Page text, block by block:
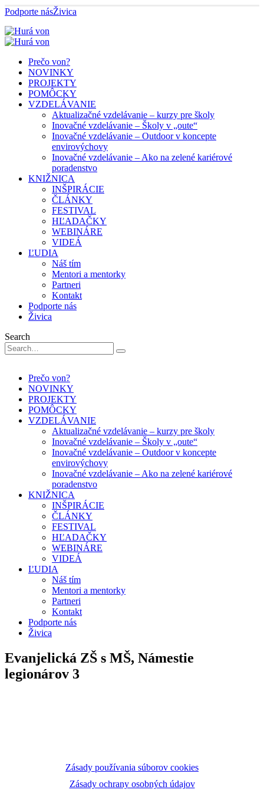
Podporte násŽivica
Prečo von?
NOVINKY
PROJEKTY
POMÔCKY
VZDELÁVANIE
Aktualizačné vzdelávanie – kurzy pre školy
Inovačné vzdelávanie – Školy v „oute“
Inovačné vzdelávanie – Outdoor v koncepte
envirovýchovy
Inovačné vzdelávanie – Ako na zelené kariérové
poradenstvo
KNIŽNICA
INŠPIRÁCIE
ČLÁNKY
FESTIVAL
HĽADAČKY
WEBINÁRE
VIDEÁ
ĽUDIA
Náš tím
Mentori a mentorky
Partneri
Kontakt
Podporte nás
Živica
Search
Prečo von?
NOVINKY
PROJEKTY
POMÔCKY
VZDELÁVANIE
Aktualizačné vzdelávanie – kurzy pre školy
Inovačné vzdelávanie – Školy v „oute“
Inovačné vzdelávanie – Outdoor v koncepte
envirovýchovy
Inovačné vzdelávanie – Ako na zelené kariérové
poradenstvo
KNIŽNICA
INŠPIRÁCIE
ČLÁNKY
FESTIVAL
HĽADAČKY
WEBINÁRE
VIDEÁ
ĽUDIA
Náš tím
Mentori a mentorky
Partneri
Kontakt
Podporte nás
Živica
Evanjelická ZŠ s MŠ, Námestie
legionárov 3
Zásady používania súborov cookies
Zásady ochrany osobných údajov